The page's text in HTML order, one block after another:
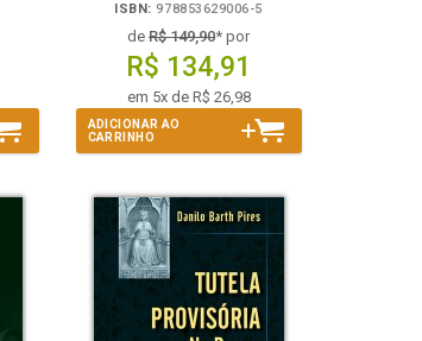
ISBN: 978853629006-5
deR$ 149,90* por
R$ 134,91
em 5x de R$ 26,98
ADICIONAR AO
CARRINHO